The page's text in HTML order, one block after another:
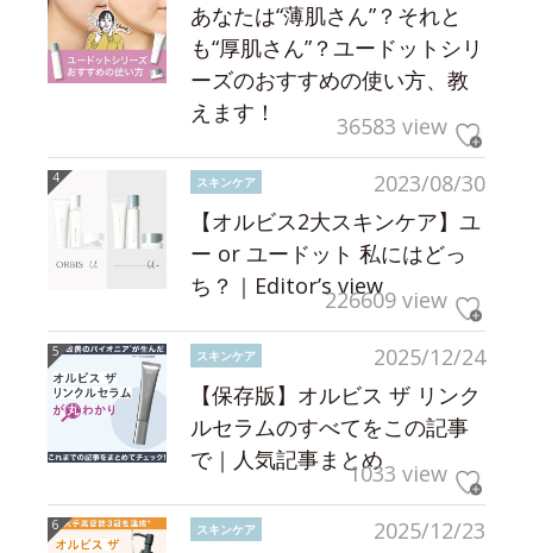
あなたは“薄肌さん”？それと
も“厚肌さん”？ユードットシリ
ーズのおすすめの使い方、教
えます！
36583 view
2023/08/30
スキンケア
【オルビス2大スキンケア】ユ
ー or ユードット 私にはどっ
ち？｜Editor’s view226609 view
2025/12/24
スキンケア
【保存版】オルビス ザ リンク
ルセラムのすべてをこの記事
で｜人気記事まとめ1033 view
2025/12/23
スキンケア